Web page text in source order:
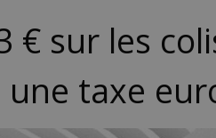
€ sur les
une taxe